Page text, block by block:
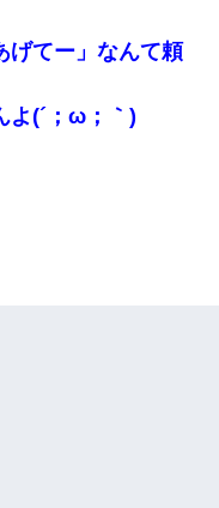
げてー」なんて頼
よ(´；ω；｀)